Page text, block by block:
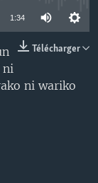
1:34
Télécharger
ni
ni wariko